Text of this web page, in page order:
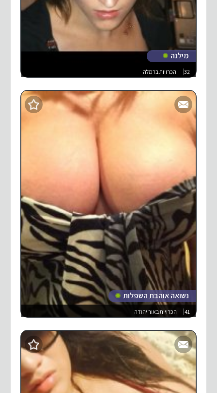
מילנה
32 הכרויות ברמלה
נשואה אוהבת השפלות
41 הכרויות באור יהודה